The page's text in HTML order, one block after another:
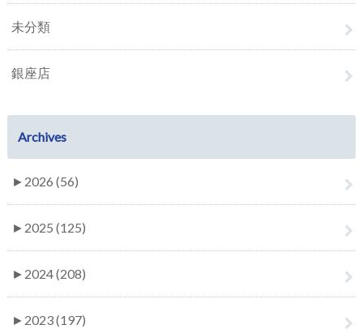
未分類
銀座店
Archives
► 2026 (56)
► 2025 (125)
► 2024 (208)
► 2023 (197)